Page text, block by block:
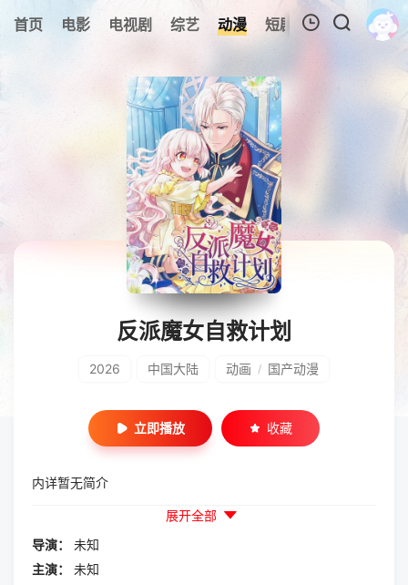
首页 电影 电视剧 综艺 动漫 短剧 今日更新
0
暂无观看影片的记录
反派魔女自救计划
2026 中国大陆 动画 / 国产动漫
立即播放 收藏
内详暂无简介
展开全部
导演：
未知
主演：
未知